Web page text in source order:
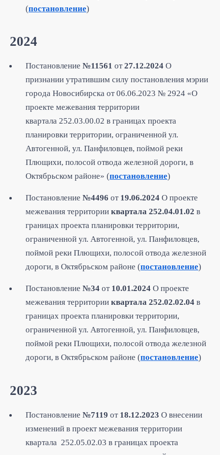
(постановление)
2024
Постановление №11561 от27.12.2024 О
признании утратившим силу постановления мэрии
города Новосибирска от 06.06.2023 № 2924 «О
проекте межевания территории
квартала 252.03.00.02 в границах проекта
планировки территории, ограниченной ул.
Автогенной, ул. Панфиловцев, поймой реки
Плющихи, полосой отвода железной дороги, в
Октябрьском районе» (постановление)
Постановление №4496 от19.06.2024 О проекте
межевания территории квартала 252.04.01.02 в
границах проекта планировки территории,
ограниченной ул. Автогенной, ул. Панфиловцев,
поймой реки Плющихи, полосой отвода железной
дороги, в Октябрьском районе (постановление)
Постановление №34 от 10.01.2024 О проекте
межевания территории квартала 252.02.02.04 в
границах проекта планировки территории,
ограниченной ул. Автогенной, ул. Панфиловцев,
поймой реки Плющихи, полосой отвода железной
дороги, в Октябрьском районе (постановление)
2023
Постановление №7119 от 18.12.2023 О внесении
изменений в проект межевания территории
квартала 252.05.02.03 в границах проекта